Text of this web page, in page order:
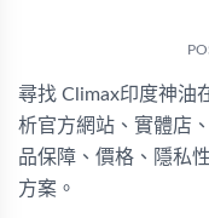
尋找 Climax印度神油
析官方網站、實體店
品保障、價格、隱私
方案。